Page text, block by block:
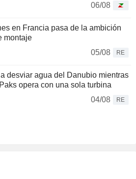
06/08
en Francia pasa de la ambición
montaje
05/08
RE
desviar agua del Danubio mientras
opera con una sola turbina
04/08
RE